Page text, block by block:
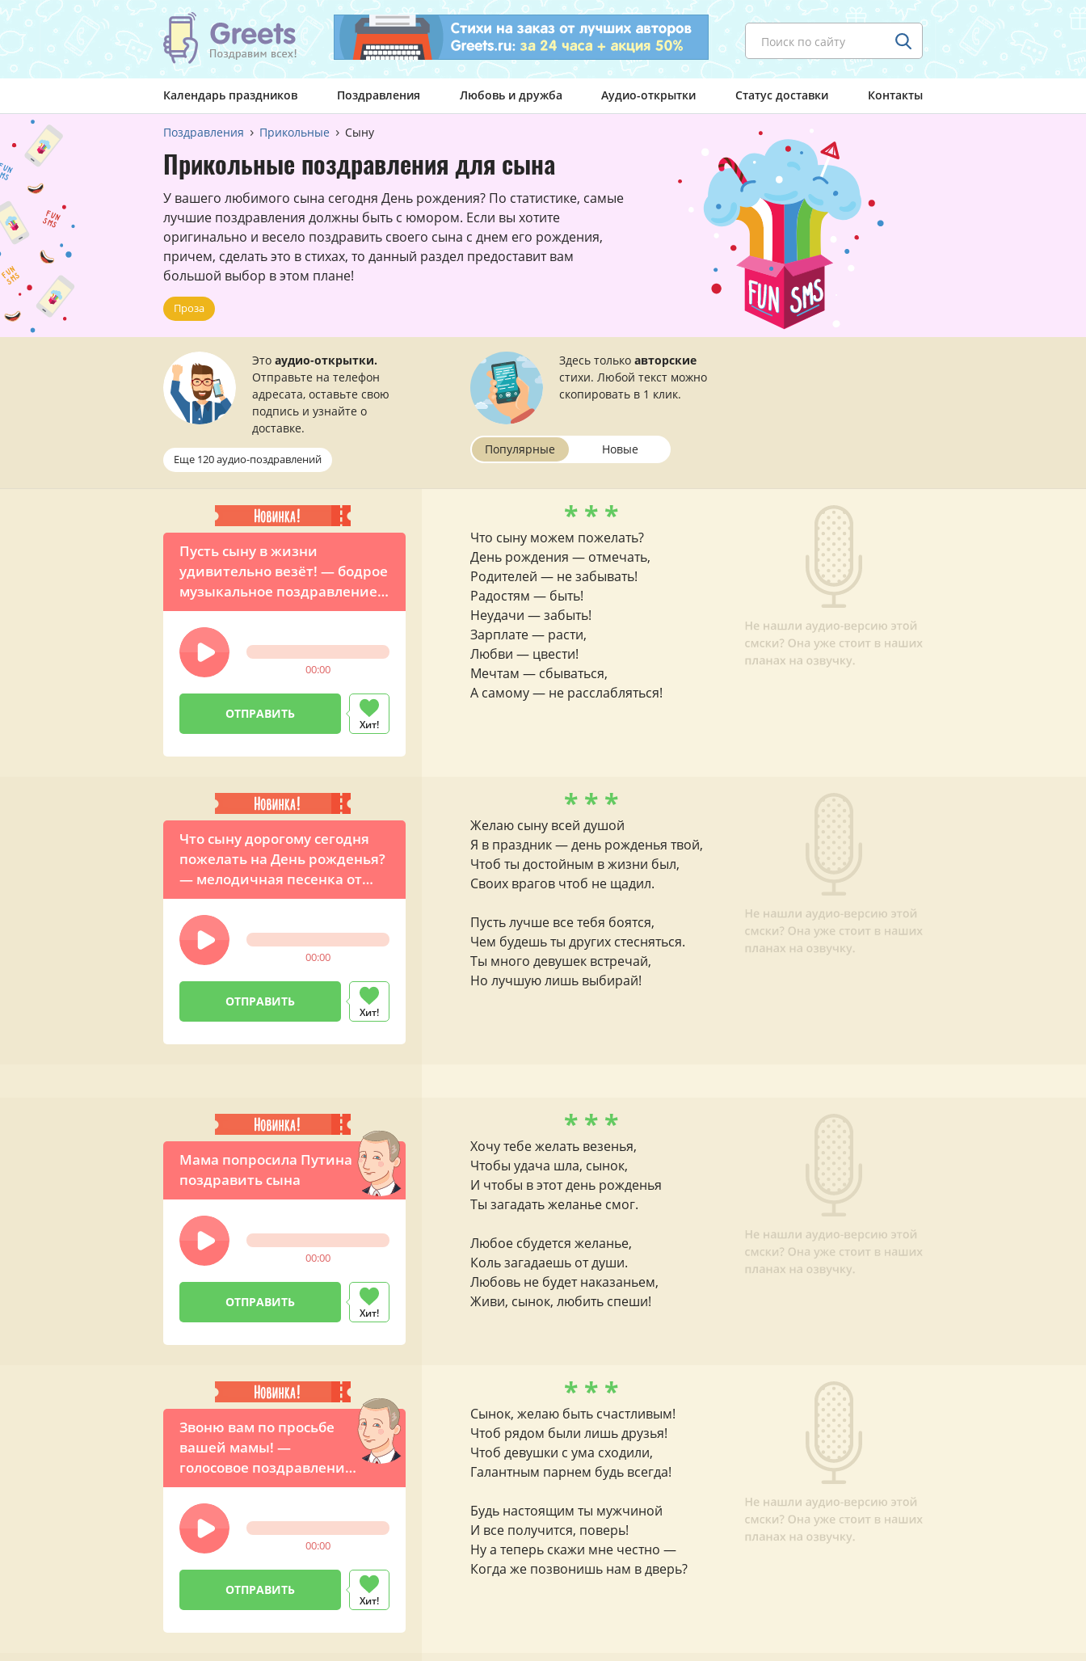
Поиск по сайту
Календарь праздников Поздравления Любовь и дружба Аудио-открытки Статус доставки Контакты
Поздравления Прикольные Сыну
Прикольные поздравления для сына
У вашего любимого сына сегодня День рождения? По статистике, самые
лучшие поздравления должны быть с юмором. Если вы хотите
оригинально и весело поздравить своего сына с днем его рождения,
причем, сделать это в стихах, то данный раздел предоставит вам
большой выбор в этом плане!
Проза
Это аудио-открытки.
Отправьте на телефон
адресата, оставьте свою
подпись и узнайте о
доставке.
Еще 120 аудио-поздравлений
Здесь только авторские
стихи. Любой текст можно
скопировать в 1 клик.
Популярные Новые
Пусть сыну в жизни
удивительно везёт! — бодрое
музыкальное поздравление
от матери
00:00
Хит!
* * *
Что сыну можем пожелать?
День рождения — отмечать,
Родителей — не забывать!
Радостям — быть!
Неудачи — забыть!
Зарплате — расти,
Любви — цвести!
Мечтам — сбываться,
А самому — не расслабляться!
Что сыну дорогому сегодня
пожелать на День рожденья?
— мелодичная песенка от
любящей мамы
00:00
Хит!
* * *
Желаю сыну всей душой
Я в праздник — день рожденья твой,
Чтоб ты достойным в жизни был,
Своих врагов чтоб не щадил.
Пусть лучше все тебя боятся,
Чем будешь ты других стесняться.
Ты много девушек встречай,
Но лучшую лишь выбирай!
Мама попросила Путина
поздравить сына
00:00
Хит!
* * *
Хочу тебе желать везенья,
Чтобы удача шла, сынок,
И чтобы в этот день рожденья
Ты загадать желанье смог.
Любое сбудется желанье,
Коль загадаешь от души.
Любовь не будет наказаньем,
Живи, сынок, любить спеши!
Звоню вам по просьбе
вашей мамы! —
голосовое поздравление
от Путина для сына
00:00
Хит!
* * *
Сынок, желаю быть счастливым!
Чтоб рядом были лишь друзья!
Чтоб девушки с ума сходили,
Галантным парнем будь всегда!
Будь настоящим ты мужчиной
И все получится, поверь!
Ну а теперь скажи мне честно —
Когда же позвонишь нам в дверь?